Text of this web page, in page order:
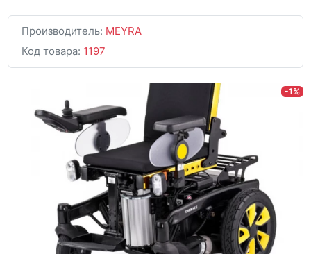
Производитель: MEYRA
Код товара: 1197
-1%